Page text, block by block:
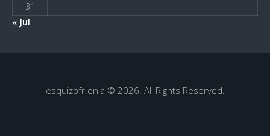
31
« Jul
esquizofr.enia © 2026. All Rights Reserved.